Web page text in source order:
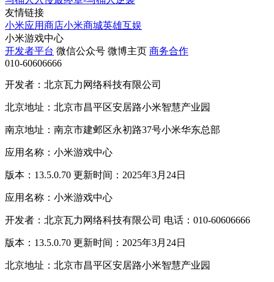
友情链接
小米应用商店小米商城英雄互娱
小米游戏中心
开发者平台 微信公众号 微博主页 商务合作
010-60606666
开发者：北京瓦力网络科技有限公司
北京地址：北京市昌平区安居路小米智慧产业园
南京地址：南京市建邺区永初路37号小米华东总部
应用名称：小米游戏中心
版本：13.5.0.70 更新时间：2025年3月24日
应用名称：小米游戏中心
开发者：北京瓦力网络科技有限公司 电话：010-60606666
版本：13.5.0.70 更新时间：2025年3月24日
北京地址：北京市昌平区安居路小米智慧产业园